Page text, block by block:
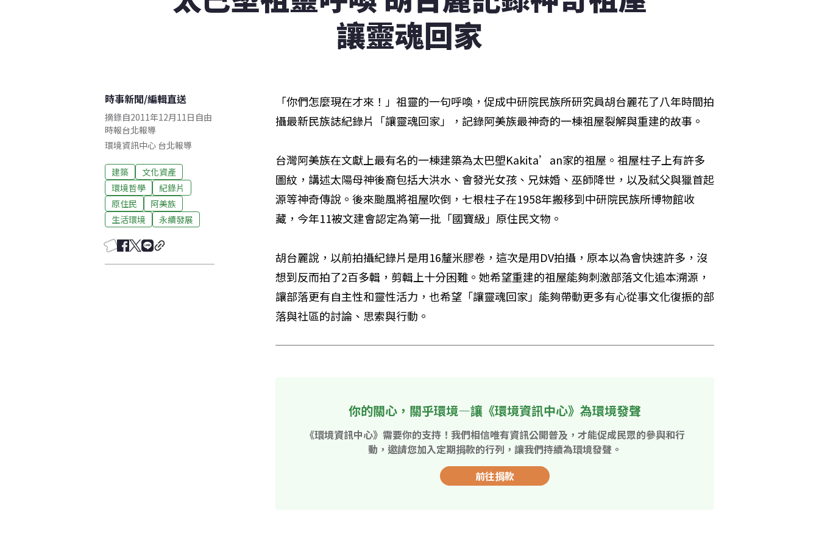
讓靈魂回家
時事新聞/編輯直送
摘錄自2011年12月11日自由
時報台北報導
環境資訊中心 台北報導
建築
文化資產
環境哲學
紀錄片
原住民
阿美族
生活環境
永續發展
「你們怎麼現在才來！」祖靈的一句呼喚，促成中研院民族所研究員胡台麗花了八年時間拍
攝最新民族誌紀錄片「讓靈魂回家」，記錄阿美族最神奇的一棟祖屋裂解與重建的故事。
台灣阿美族在文獻上最有名的一棟建築為太巴塱Kakita’an家的祖屋。祖屋柱子上有許多
圖紋，講述太陽母神後裔包括大洪水、會發光女孩、兄妹婚、巫師降世，以及弒父與獵首起
源等神奇傳說。後來颱風將祖屋吹倒，七根柱子在1958年搬移到中研院民族所博物館收
藏，今年11被文建會認定為第一批「國寶級」原住民文物。
胡台麗說，以前拍攝紀錄片是用16釐米膠卷，這次是用DV拍攝，原本以為會快速許多，沒
想到反而拍了2百多輯，剪輯上十分困難。她希望重建的祖屋能夠刺激部落文化追本溯源，
讓部落更有自主性和靈性活力，也希望「讓靈魂回家」能夠帶動更多有心從事文化復振的部
落與社區的討論、思索與行動。
你的關心，關乎環境—讓《環境資訊中心》為環境發聲
《環境資訊中心》需要你的支持！我們相信唯有資訊公開普及，才能促成民眾的參與和行
動，邀請您加入定期捐款的行列，讓我們持續為環境發聲。
前往捐款